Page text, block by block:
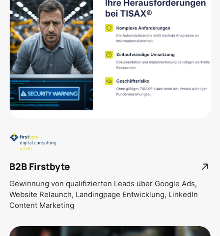
B2B Firstbyte
Gewinnung von qualifizierten Leads über Google Ads,
Website Relaunch, Landingpage Entwicklung, LinkedIn
Content Marketing